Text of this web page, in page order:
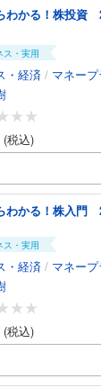
わかる！株投
ス・実用
・経済 / マネー
(税込)
わかる！株入門
ス・実用
・経済 / マネー
(税込)